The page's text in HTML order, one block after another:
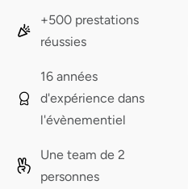
+500 prestations
réussies
16 années
d'expérience dans
l'évènementiel
Une team de 2
personnes